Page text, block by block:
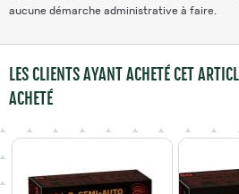
aucune démarche administrative à faire.
LES CLIENTS AYANT ACHETÉ CET
ACHETÉ